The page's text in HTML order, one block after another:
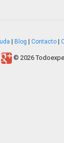
Blog Contacto
© 2026